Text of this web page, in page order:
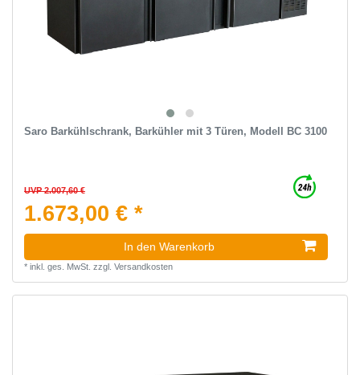
Saro Barkühlschrank, Barkühler mit 3 Türen, Modell BC 3100
UVP 2.007,60 €
1.673,00 € *
In den Warenkorb
* inkl. ges. MwSt. zzgl. Versandkosten